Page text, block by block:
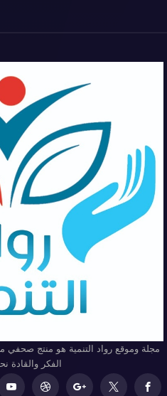
مجلة وموقع رواد التنمية هو منتج
الفكر والقادة